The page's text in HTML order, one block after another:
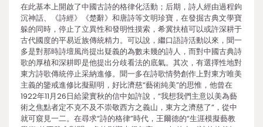
在此基本上開啟了中國古詩的格律化活動；后期，詩人經由過程鉤
沉神話、《詩經》《楚辭》和唐詩等文明珍寶，在發掘古典文學寶
躲的同時，停止了立異性和發明性摸索，希冀扶植可以或許深耕于
古代國度的平易近族傳統精力。可以說，繼口語詩活動以來，聞一
多是對那時詩壇風尚提出疑義的為數未幾的詩人，而對中國古典詩
歌的厚植和深耕即是他提出分歧看法的底氣。其次，有選擇性地對
東方詩歌傳統停止采納進修。聞一多在詩歌情勢創作上對東方唯美
主義的鑒戒進修比擬顯明，好比濟慈“藝術純美”的思惟，他曾在
1922年11月26日給梁實秋的信中如許說，“我想我們主意以美為藝
術之焦點者定不克不及不崇敬西方之義山，東方之濟慈了”，從中
就可窺見一二。在尋求“詩的格律”時代，王爾德的“生涯模擬藝教